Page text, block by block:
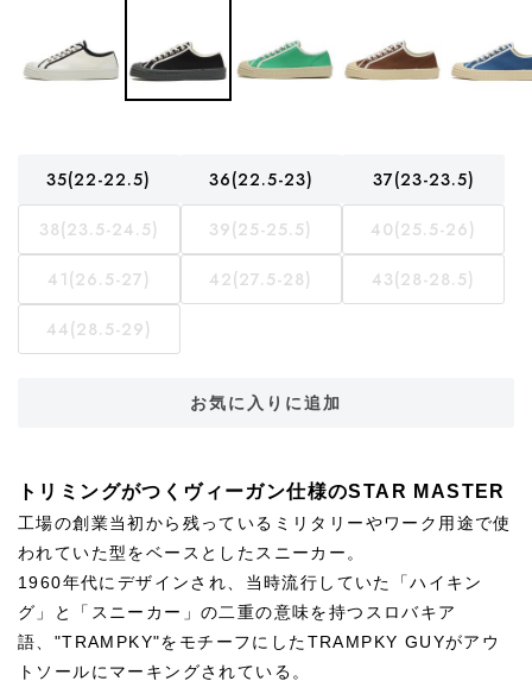
35(22-22.5) 36(22.5-23) 37(23-23.5)
38(23.5-24.5) 39(25-25.5) 40(25.5-26)
41(26.5-27) 42(27.5-28) 43(28-28.5)
44(28.5-29)
お気に入りに追加
トリミングがつくヴィーガン仕様のSTAR MASTER
工場の創業当初から残っているミリタリーやワーク用途で使
われていた型をベースとしたスニーカー。
1960年代にデザインされ、当時流行していた「ハイキン
グ」と「スニーカー」の二重の意味を持つスロバキア
語、"TRAMPKY"をモチーフにしたTRAMPKY GUYがアウ
トソールにマーキングされている。